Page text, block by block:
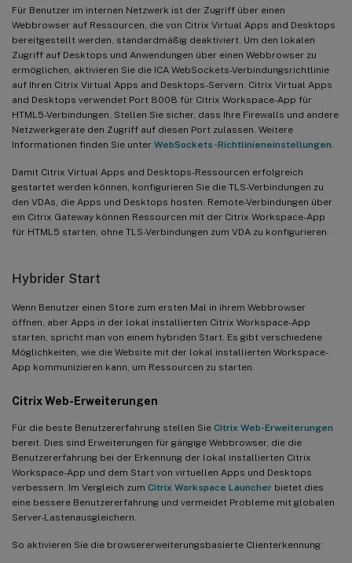
Für Benutzer im internen Netzwerk ist der Zugriff über einen
Webbrowser auf Ressourcen, die von Citrix Virtual Apps and Desktops
bereitgestellt werden, standardmäßig deaktiviert. Um den lokalen
Zugriff auf Desktops und Anwendungen über einen Webbrowser zu
ermöglichen, aktivieren Sie die ICA WebSockets-Verbindungsrichtlinie
auf Ihren Citrix Virtual Apps and Desktops-Servern. Citrix Virtual Apps
and Desktops verwendet Port 8008 für Citrix Workspace-App für
HTML5-Verbindungen. Stellen Sie sicher, dass Ihre Firewalls und andere
Netzwerkgeräte den Zugriff auf diesen Port zulassen. Weitere
Informationen finden Sie unter WebSockets-Richtlinieneinstellungen
Damit Citrix Virtual Apps and Desktops-Ressourcen erfolgreich
gestartet werden können, konfigurieren Sie die TLS-Verbindungen zu
den VDAs, die Apps und Desktops hosten. Remote-Verbindungen über
ein Citrix Gateway können Ressourcen mit der Citrix Workspace-App
für HTML5 starten, ohne TLS-Verbindungen zum VDA zu konfigurieren.
Hybrider Start
Wenn Benutzer einen Store zum ersten Mal in ihrem Webbrowser
öffnen, aber Apps in der lokal installierten Citrix Workspace-App
starten, spricht man von einem hybriden Start. Es gibt verschiedene
Möglichkeiten, wie die Website mit der lokal installierten Workspace-
App kommunizieren kann, um Ressourcen zu starten.
Citrix Web-Erweiterungen
Für die beste Benutzererfahrung stellen Sie Citrix Web-Erweiterungen
bereit. Dies sind Erweiterungen für gängige Webbrowser, die die
Benutzererfahrung bei der Erkennung der lokal installierten Citrix
Workspace-App und dem Start von virtuellen Apps und Desktops
verbessern. Im Vergleich zum Citrix Workspace Launcher bietet dies
eine bessere Benutzererfahrung und vermeidet Probleme mit globalen
Server-Lastenausgleichern.
So aktivieren Sie die browsererweiterungsbasierte Clienterkennung: